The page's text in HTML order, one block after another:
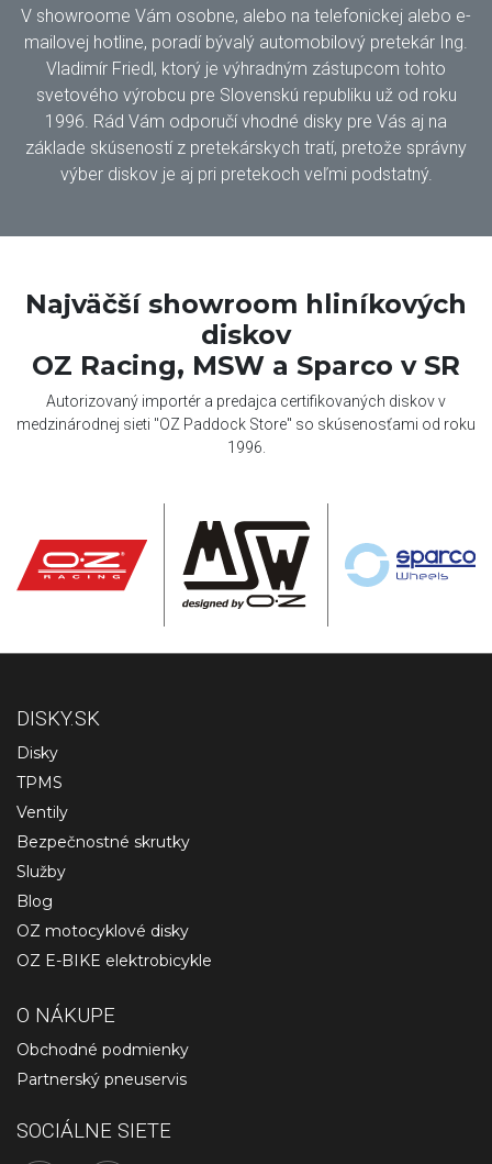
V showroome Vám osobne, alebo na telefonickej alebo e-
mailovej hotline, poradí bývalý automobilový pretekár Ing.
Vladimír Friedl, ktorý je výhradným zástupcom tohto
svetového výrobcu pre Slovenskú republiku už od roku
1996. Rád Vám odporučí vhodné disky pre Vás aj na
základe skúseností z pretekárskych tratí, pretože správny
výber diskov je aj pri pretekoch veľmi podstatný.
Najväčší showroom hliníkových
diskov
OZ Racing, MSW a Sparco v SR
Autorizovaný importér a predajca certifikovaných diskov v
medzinárodnej sieti "OZ Paddock Store" so skúsenosťami od roku
1996.
DISKY.SK
Disky
TPMS
Ventily
Bezpečnostné skrutky
Služby
Blog
OZ motocyklové disky
OZ E-BIKE elektrobicykle
O NÁKUPE
Obchodné podmienky
Partnerský pneuservis
SOCIÁLNE SIETE